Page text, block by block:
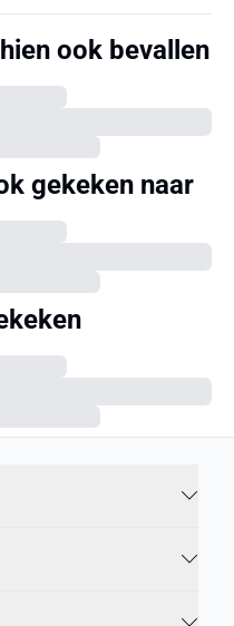
ook bevallen
gekeken naar